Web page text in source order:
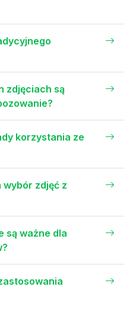
zdjęciach są
korzystania ze
wybór zdjęć z
są ważne dla